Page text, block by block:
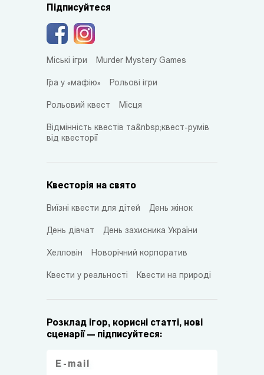
Підписуйтеся
Міські ігри Murder Mystery Games
Гра у «мафію» Рольові ігри
Рольовий квест Місця
Відмінність квестів та&nbsp;квест-румів
від квесторії
Квесторія на свято
Виїзні квести для дітей День жінок
День дівчат День захисника України
Хелловін Новорічний корпоратив
Квести у реальності Квести на природі
Розклад ігор, корисні статті, нові
сценарії — підписуйтеся: